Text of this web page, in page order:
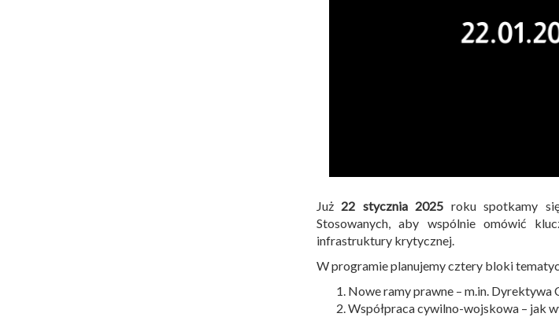
Już 22 stycznia 2025 roku spotkamy
Stosowanych, aby wspólnie omówić
infrastruktury krytycznej.
W programie planujemy cztery bloki
Nowe ramy prawne – m.in. Dyrektywa
Współpraca cywilno-wojskowa – jak